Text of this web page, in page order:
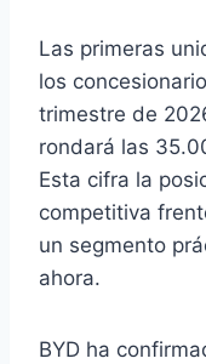
Las primeras
los
trimestre de
rondará las
Esta cifra la
competitiva
un segmento
ahora.
BYD ha